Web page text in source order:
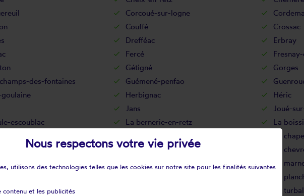
Corcoué-sur-logne
Couffé
Crossac
Drefféac
Erbray
Fercé
Gétigné
Gorges
des-fontaines
Guémené-penfao
Herbignac
Héric
Jans
Joué-
escoublac
La bernerie-en-retz
La
La
sur-erdre
La chevallerais
La
fouassière
La limouzinière
La
La
La
Nous respectons votre vie privée
utilisons des technologies telles que les cookies sur notre site pour les finalités suivantes
contenu et les publicités